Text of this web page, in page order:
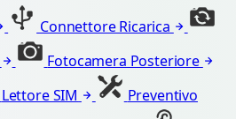
Connettore Ricarica
Fotocamera Posteriore
Lettore SIM
Preventivo